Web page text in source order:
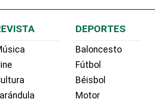
DEPORTES
Baloncesto
Fútbol
Béisbol
Motor